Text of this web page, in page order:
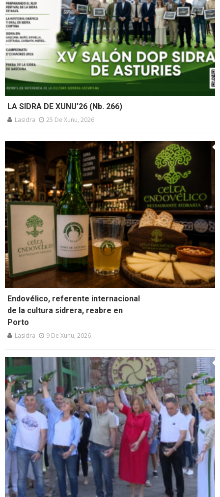
LA SIDRA DE XUNU’26 (Nb. 266)
Lasidra 25 De Xunu, 2026
Endovélico, referente internacional
de la cultura sidrera, reabre en
Porto
Lasidra 9 De Xunu, 2026